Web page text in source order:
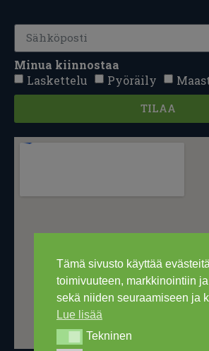
Tämä sivusto käyttää
toimivuuteen, markkinointiin
sekä niiden seuraamiseen ja
Lue lisää
TekninenTekninen
Minua kiinnostaa
Laskettelu
Pyöräily
TILAA